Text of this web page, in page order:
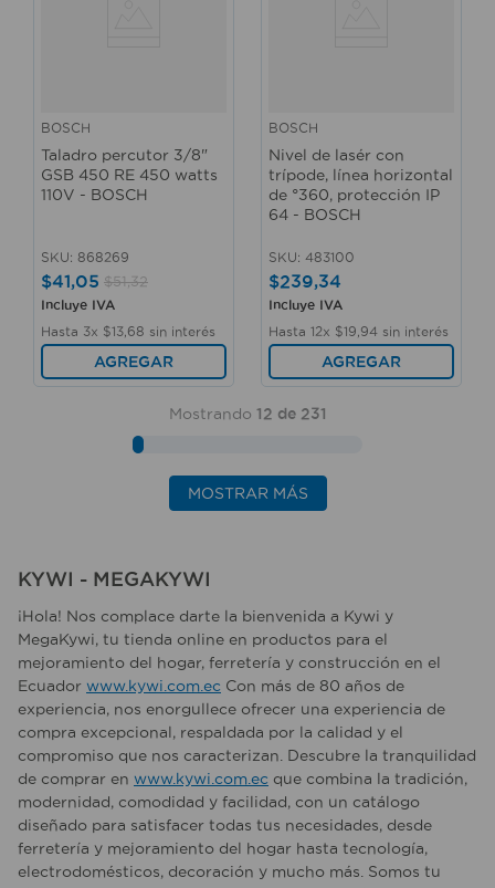
BOSCH
Taladro percutor 3/8"
GSB 450 RE 450 watts
110V - BOSCH
SKU: 868269
$41,05 $51,32
Incluye IVA
Hasta 3x $13 68 sin interés
AGREGAR
BOSCH
Nivel de lasér con
trípode, línea horizontal
de °360, protección IP
64 - BOSCH
SKU: 483100
$239,34
Incluye IVA
Hasta 12x $19 94 sin interés
AGREGAR
Mostrando 12 de 231
MOSTRAR MÁS
KYWI - MEGAKYWI
¡Hola! Nos complace darte la bienvenida a Kywi y
MegaKywi, tu tienda online en productos para el
mejoramiento del hogar, ferretería y construcción en el
Ecuador www.kywi.com.ec Con más de 80 años de
experiencia, nos enorgullece ofrecer una experiencia de
compra excepcional, respaldada por la calidad y el
compromiso que nos caracterizan. Descubre la tranquilidad
de comprar en www.kywi.com.ec que combina la tradición,
modernidad, comodidad y facilidad, con un catálogo
diseñado para satisfacer todas tus necesidades, desde
ferretería y mejoramiento del hogar hasta tecnología,
electrodomésticos, decoración y mucho más. Somos tu